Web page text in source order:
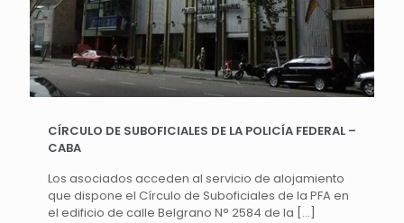
CÍRCULO DE SUBOFICIALES DE LA POLICÍA FEDERAL –
CABA
Los asociados acceden al servicio de alojamiento
que dispone el Círculo de Suboficiales de la PFA en
el edificio de calle Belgrano N° 2584 de la […]